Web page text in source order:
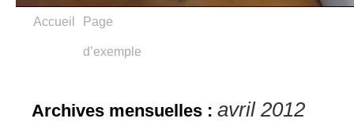
Accueil Page
d’exemple
Archives mensuelles : avril 2012